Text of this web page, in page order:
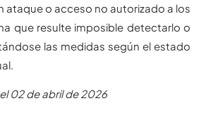
ataque o acceso no autorizado a los
que resulte imposible detectarlo o
las medidas según el estado
02 de abril de 2026